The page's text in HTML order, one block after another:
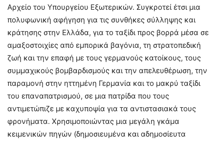
Αρχείο του Υπουργείου Εξωτερικών. Συγκροτεί έτσι μια
πολυφωνική αφήγηση για τις συνθήκες σύλληψης και
κράτησης στην Ελλάδα, για το ταξίδι προς βορρά μέσα σε
αμαξοστοιχίες από εμπορικά βαγόνια, τη στρατοπεδική
ζωή και την επαφή με τους γερμανούς κατοίκους, τους
συμμαχικούς βομβαρδισμούς και την απελευθέρωση, την
παραμονή στην ηττημένη Γερμανία και το μακρύ ταξίδι
του επαναπατρισμού, σε μια πατρίδα που τους
αντιμετώπιζε με καχυποψία για τα αντιστασιακά τους
φρονήματα. Χρησιμοποιώντας μια μεγάλη γκάμα
κειμενικών πηγών (δημοσιευμένα και αδημοσίευτα